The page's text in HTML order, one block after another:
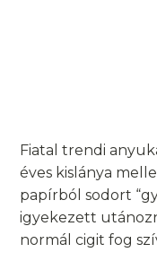
Fiatal trendi
éves kislánya
papírból sodort
igyekezett
normál cigit fog